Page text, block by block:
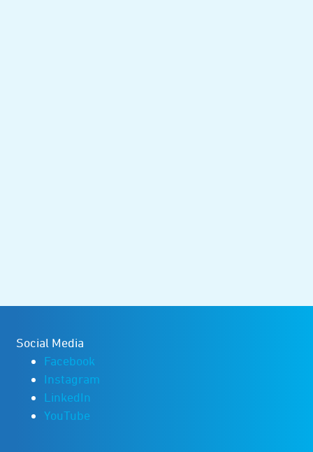
Social Media
Facebook
Instagram
LinkedIn
YouTube